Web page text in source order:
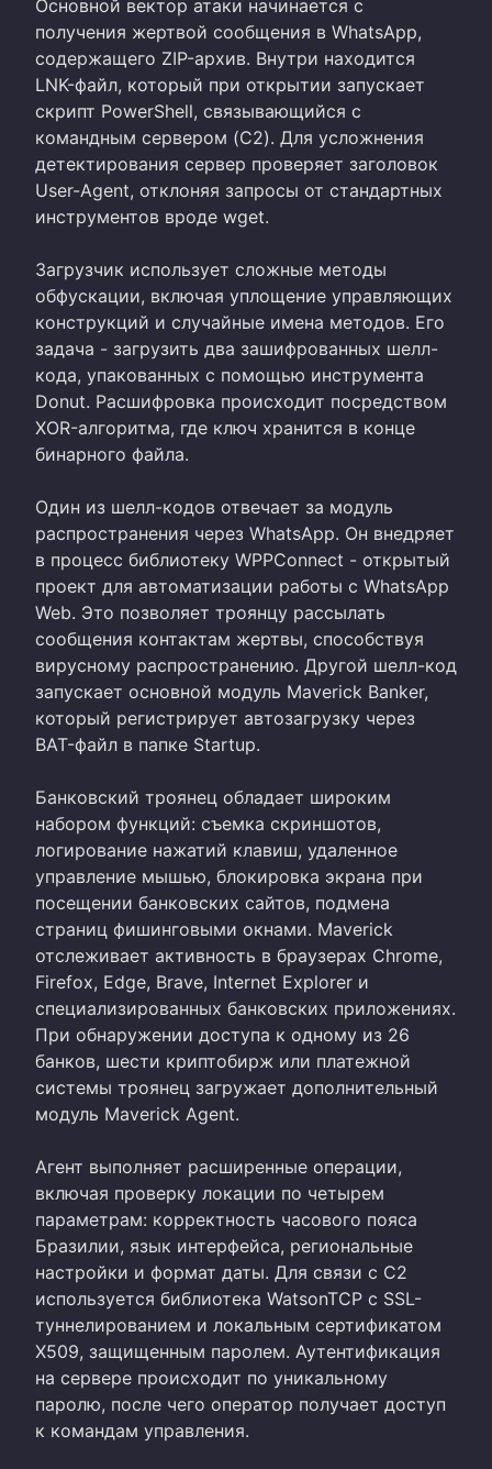
Основной вектор атаки начинается с
получения жертвой сообщения в WhatsApp,
содержащего ZIP-архив. Внутри находится
LNK-файл, который при открытии запускает
скрипт PowerShell, связывающийся с
командным сервером (C2). Для усложнения
детектирования сервер проверяет заголовок
User-Agent, отклоняя запросы от стандартных
инструментов вроде wget.
Загрузчик использует сложные методы
обфускации, включая уплощение управляющих
конструкций и случайные имена методов. Его
задача - загрузить два зашифрованных шелл-
кода, упакованных с помощью инструмента
Donut. Расшифровка происходит посредством
XOR-алгоритма, где ключ хранится в конце
бинарного файла.
Один из шелл-кодов отвечает за модуль
распространения через WhatsApp. Он внедряет
в процесс библиотеку WPPConnect - открытый
проект для автоматизации работы с WhatsApp
Web. Это позволяет троянцу рассылать
сообщения контактам жертвы, способствуя
вирусному распространению. Другой шелл-код
запускает основной модуль Maverick Banker,
который регистрирует автозагрузку через
BAT-файл в папке Startup.
Банковский троянец обладает широким
набором функций: съемка скриншотов,
логирование нажатий клавиш, удаленное
управление мышью, блокировка экрана при
посещении банковских сайтов, подмена
страниц фишинговыми окнами. Maverick
отслеживает активность в браузерах Chrome,
Firefox, Edge, Brave, Internet Explorer и
специализированных банковских приложениях.
При обнаружении доступа к одному из 26
банков, шести криптобирж или платежной
системы троянец загружает дополнительный
модуль Maverick Agent.
Агент выполняет расширенные операции,
включая проверку локации по четырем
параметрам: корректность часового пояса
Бразилии, язык интерфейса, региональные
настройки и формат даты. Для связи с C2
используется библиотека WatsonTCP с SSL-
туннелированием и локальным сертификатом
X509, защищенным паролем. Аутентификация
на сервере происходит по уникальному
паролю, после чего оператор получает доступ
к командам управления.